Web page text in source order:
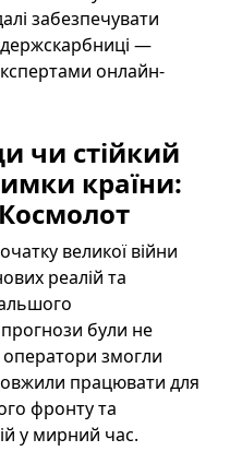
забезпечувати
—
онлайн-
чи стійкий
країни:
великої війни
реалій та
були не
оператори змогли
працювати для
фронту та
у мирний час.